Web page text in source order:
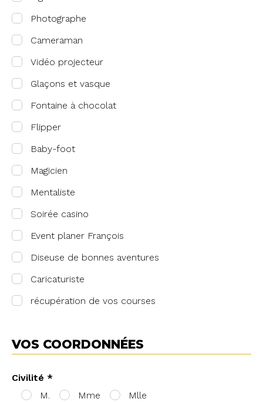
Photographe
Cameraman
Vidéo projecteur
Glaçons et vasque
Fontaine à chocolat
Flipper
Baby-foot
Magicien
Mentaliste
Soirée casino
Event planer François
Diseuse de bonnes aventures
Caricaturiste
récupération de vos courses
VOS COORDONNÉES
Civilité *
M.
Mme Mlle